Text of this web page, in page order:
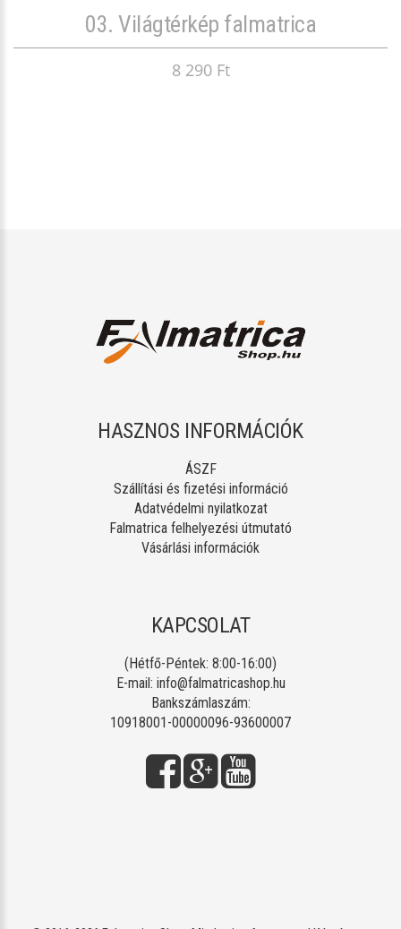
03. Világtérkép falmatrica
8 290 Ft
HASZNOS INFORMÁCIÓK
ÁSZF
Szállítási és fizetési információ
Adatvédelmi nyilatkozat
Falmatrica felhelyezési útmutató
Vásárlási információk
KAPCSOLAT
(Hétfő-Péntek: 8:00-16:00)
E-mail: info@falmatricashop.hu
Bankszámlaszám:
10918001-00000096-93600007